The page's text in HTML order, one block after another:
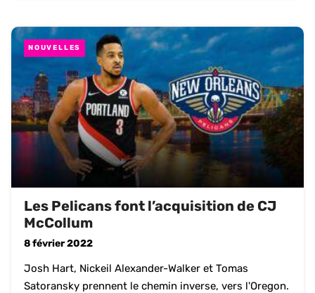
NOUVELLES
Les Pelicans font l’acquisition de CJ
McCollum
8 février 2022
Josh Hart, Nickeil Alexander-Walker et Tomas
Satoransky prennent le chemin inverse, vers l'Oregon.